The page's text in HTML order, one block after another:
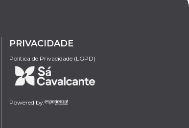
PRIVACIDADE
Política de Privacidade (LGPD)
Powered by: